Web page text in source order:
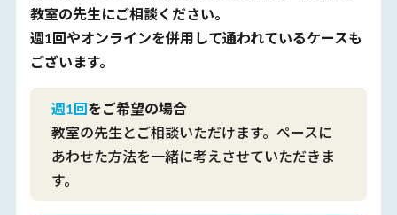
教室の先生にご相談ください。
週1回やオンラインを併用して通われているケースも
ございます。
週1回 をご希望の場合
教室の先生とご相談いただけます。ペースに
あわせた方法を一緒に考えさせていただきま
す。